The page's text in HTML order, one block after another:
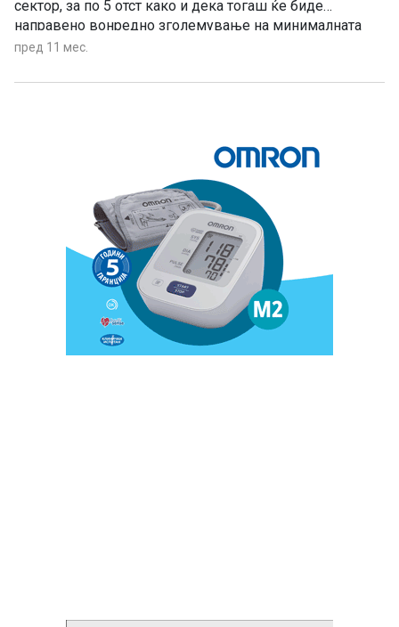
сектор, за по 5 отст како и дека тогаш ќе биде
направено вонредно зголемување на минималната
заработувачка од 9,4 отсто.
пред 11 мес.